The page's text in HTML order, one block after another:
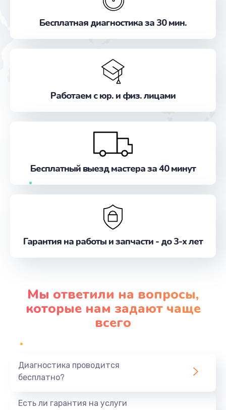
Бесплатная диагностика за 30 мин.
Работаем с юр. и физ. лицами
Бесплатный выезд мастера за 40 минут
Гарантия на работы и запчасти - до 3-х лет
Мы ответили на вопросы,
которые нам задают чаще
всего
Диагностика проводится
бесплатно?
Есть ли гарантия на услуги